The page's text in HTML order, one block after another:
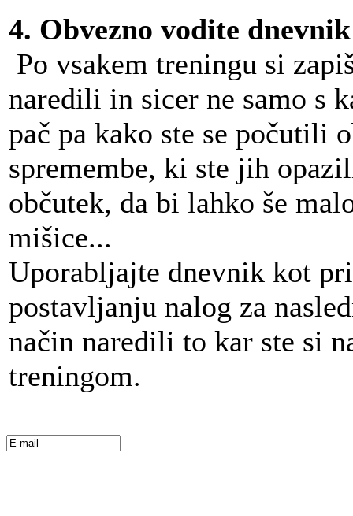
4. Obvezno vodite
Po vsakem treningu si
naredili in sicer ne samo s
pač pa kako ste se počutili
spremembe, ki ste jih
občutek, da bi lahko še
mišice...
Uporabljajte dnevnik kot
postavljanju nalog za
način naredili to kar ste si
treningom.